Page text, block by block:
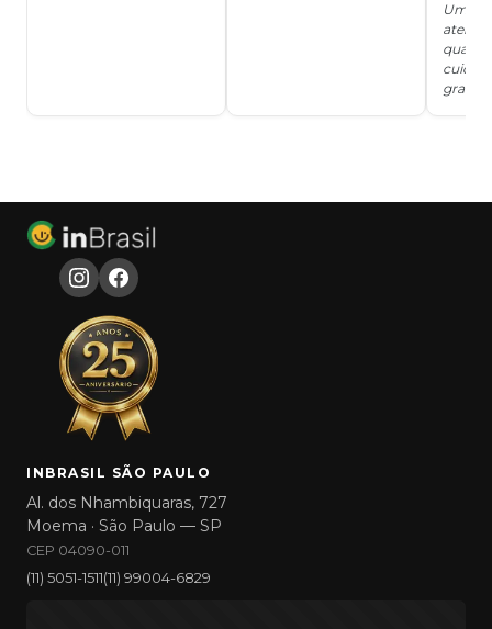
Um
grata!!!
INBRASIL SÃO PAULO
Al. dos Nhambiquaras, 727
Moema · São Paulo — SP
CEP 04090-011
(11) 5051-1511(11) 99004-6829